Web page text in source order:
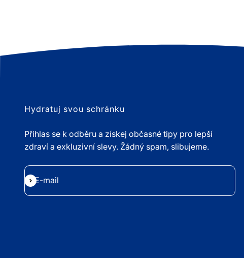
Hydratuj svou schránku
Přihlas se k odběru a získej občasné tipy pro lepší
zdraví a exkluzivní slevy. Žádný spam, slibujeme.
E-mail
Přihlásit se k odběru